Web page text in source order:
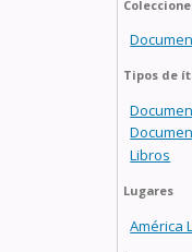
Tipos de
Libros
Lugares
América